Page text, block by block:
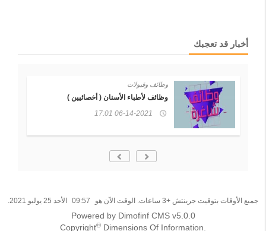
أخبار قد تعجبك
وظائف وقبولات
وظائف لأطباء الأسنان ( أخصائيين )
06-14-2021 17:01
جميع الأوقات بتوقيت جرينتش +3 ساعات. الوقت الآن هو 09:57 الأحد 25 يوليو 2021.
Powered by Dimofinf CMS v5.0.0
Copyright© Dimensions Of Information.